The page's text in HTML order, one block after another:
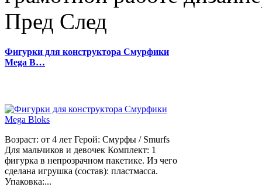
Пред След
Фигурки для конструктора Смурфики
Mega B…
Возраст: от 4 лет Герой: Смурфы / Smurfs
Для мальчиков и девочек Комплект: 1
фигурка в непрозрачном пакетике. Из чего
сделана игрушка (состав): пластмасса.
Упаковка:...